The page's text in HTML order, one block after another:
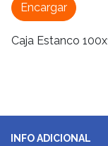
Encargar
Caja Estanco
INFO ADICIONAL